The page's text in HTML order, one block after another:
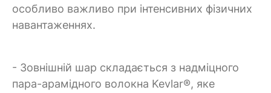
особливо важливо при інтенсивних фізичних
навантаженнях.
- Зовнішній шар складається з надміцного
пара-арамідного волокна Kevlar®, яке